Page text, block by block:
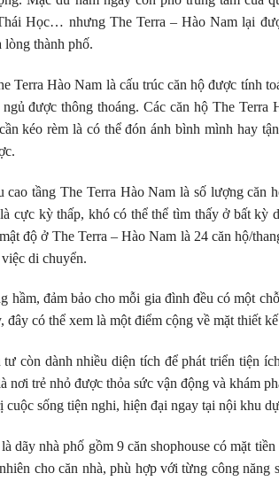
Học… nhưng The Terra – Hào Nam lại
lòng thành phố.
Terra Hào Nam là cấu trúc căn hộ được tính
được thông thoáng. Các căn hộ The Terra
kéo rèm là có thể đón ánh bình mình hay
tầng The Terra Hào Nam là số lượng căn
cực kỳ thấp, khó có thể thể tìm thấy ở bất
độ ở The Terra – Hào Nam là 24 căn hộ/
di chuyển.
hầm, đảm bảo cho mỗi gia đình đều có một
có thể xem là một điểm cộng về mặt thiết
còn dành nhiều diện tích để phát triển tiện
nơi trẻ nhỏ được thỏa sức vận động và khám
sống tiện nghi, hiện đại ngay tại nội khu
dãy nhà phố gồm 9 căn shophouse có mặt
cho căn nhà, phù hợp với từng công